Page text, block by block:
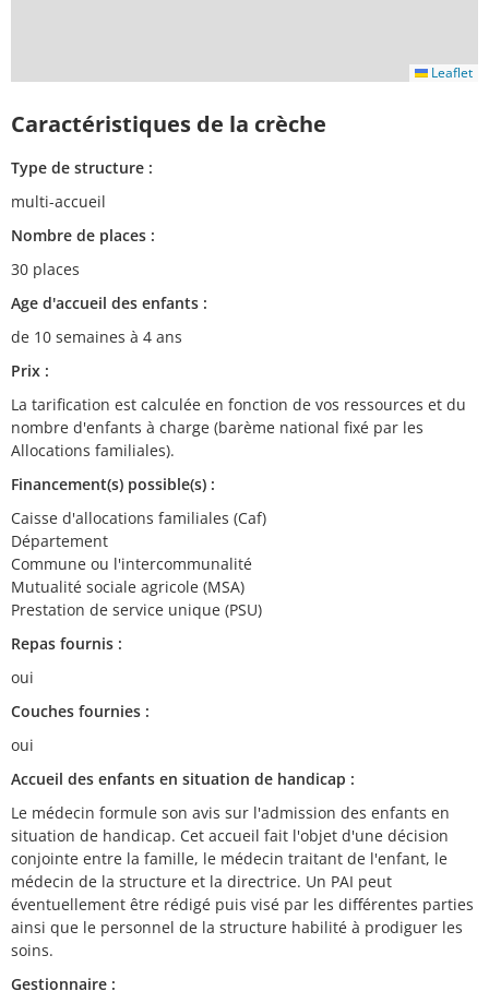
Leaflet
Caractéristiques de la crèche
Type de structure :
multi-accueil
Nombre de places :
30 places
Age d'accueil des enfants :
de 10 semaines à 4 ans
Prix :
La tarification est calculée en fonction de vos ressources et du
nombre d'enfants à charge (barème national fixé par les
Allocations familiales).
Financement(s) possible(s) :
Caisse d'allocations familiales (Caf)
Département
Commune ou l'intercommunalité
Mutualité sociale agricole (MSA)
Prestation de service unique (PSU)
Repas fournis :
oui
Couches fournies :
oui
Accueil des enfants en situation de handicap :
Le médecin formule son avis sur l'admission des enfants en
situation de handicap. Cet accueil fait l'objet d'une décision
conjointe entre la famille, le médecin traitant de l'enfant, le
médecin de la structure et la directrice. Un PAI peut
éventuellement être rédigé puis visé par les différentes parties
ainsi que le personnel de la structure habilité à prodiguer les
soins.
Gestionnaire :